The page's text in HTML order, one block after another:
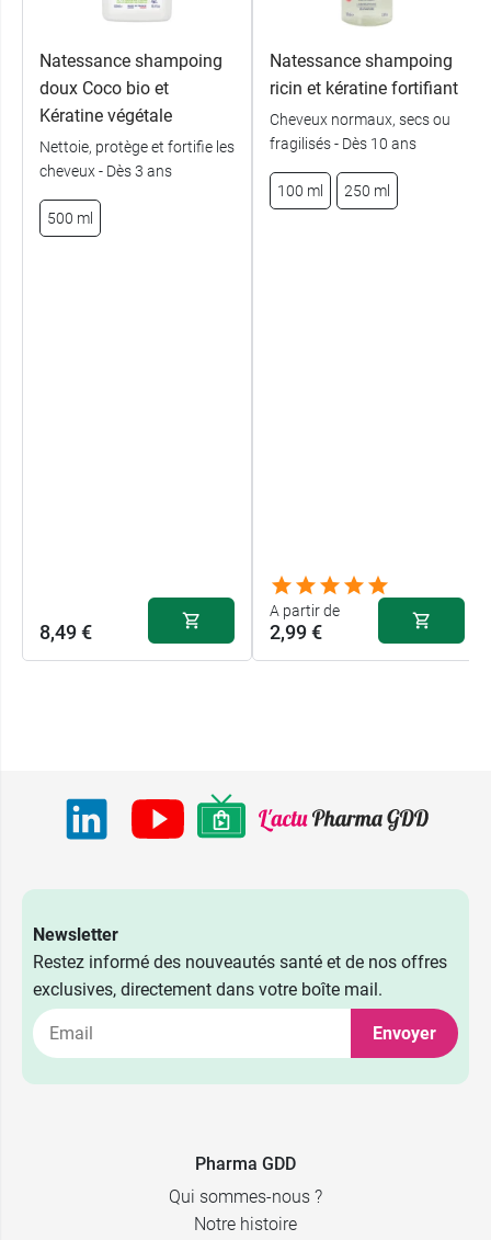
Natessance shampoing
doux Coco bio et
Kératine végétale
Nettoie, protège et fortifie les
cheveux - Dès 3 ans
500 ml
8,49 €
Natessance shampoing
ricin et kératine fortifiant
Cheveux normaux, secs ou
fragilisés - Dès 10 ans
100 ml 250 ml
A partir de
2,99 €
Newsletter
Restez informé des nouveautés santé et de nos offres
exclusives, directement dans votre boîte mail.
Envoyer
Pharma GDD
Qui sommes-nous ?
Notre histoire